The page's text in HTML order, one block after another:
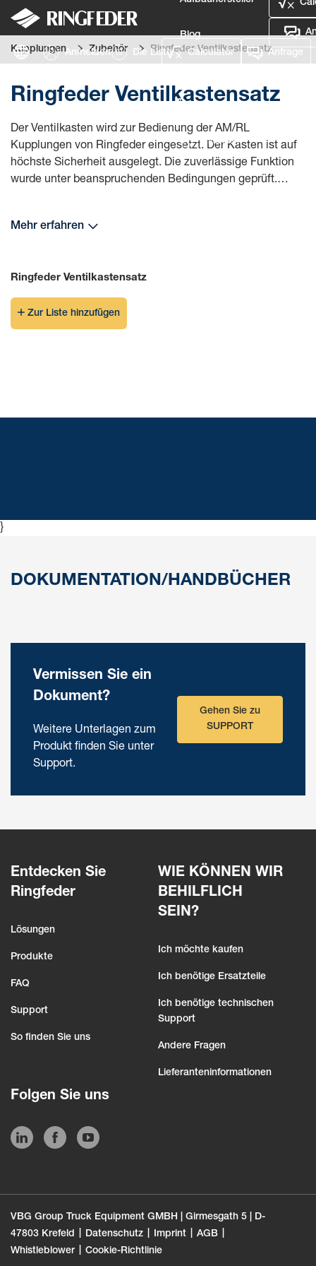
Blog
Anmelden
Anmelden Die Liste Calculator Anfrage
Kupplungen Zubehör Ringfeder Ventilkastensatz
Ringfeder Ventilkastensatz
Der Ventilkasten wird zur Bedienung der AM/RL
Kupplungen von Ringfeder eingesetzt. Der Kasten ist auf
höchste Sicherheit ausgelegt. Die zuverlässige Funktion
wurde unter beanspruchenden Bedingungen geprüft.
eigens für die hohen Anforderungen an Sicherheit und
auszuschließen. Die Bedienung ist auch mit
Handschuhen möglich.
Der Kasten, der aus äußerst robustem, schlagfestem
Mehr erfahren
Ringfeder Ventilkastensatz
Zur Liste hinzufügen
}
DOKUMENTATION/HANDBÜCHER
Vermissen Sie ein
Dokument?
Weitere Unterlagen zum
Produkt finden Sie unter
Support.
Gehen Sie zu
SUPPORT
Entdecken Sie
Ringfeder
Lösungen
Produkte
FAQ
Support
So finden Sie uns
WIE KÖNNEN WIR
BEHILFLICH
SEIN?
Ich möchte kaufen
Ich benötige Ersatzteile
Ich benötige technischen
Support
Andere Fragen
Lieferanteninformationen
Folgen Sie uns
VBG Group Truck Equipment GMBH | Girmesgath 5 | D-
47803 Krefeld
Datenschutz Imprint
AGB
Whistleblower
Cookie-Richtlinie